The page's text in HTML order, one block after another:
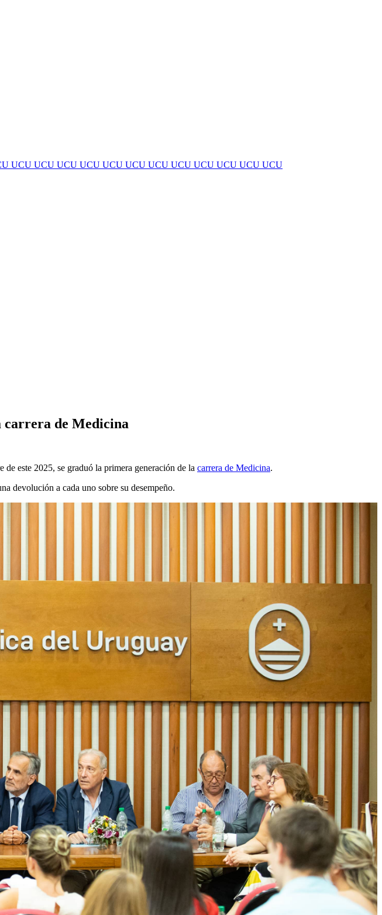
UCU UCU UCU UCU UCU UCU UCU UCU UCU UCU UCU UCU
carrera de Medicina
este 2025, se graduó la primera generación de la carrera de Medicina.
devolución a cada uno sobre su desempeño.